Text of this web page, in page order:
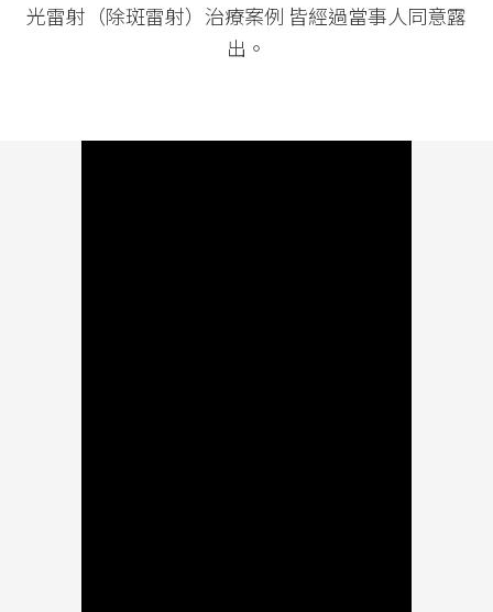
光雷射（除斑雷射）治療案例 皆經過當事人同意露
出。